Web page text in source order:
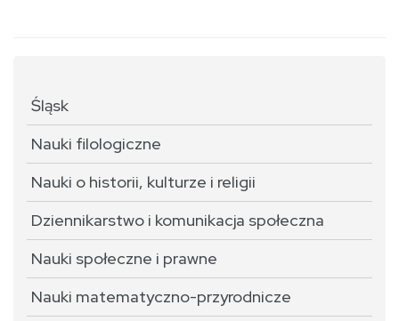
Śląsk
Nauki filologiczne
Nauki o historii, kulturze i religii
Dziennikarstwo i komunikacja społeczna
Nauki społeczne i prawne
Nauki matematyczno-przyrodnicze